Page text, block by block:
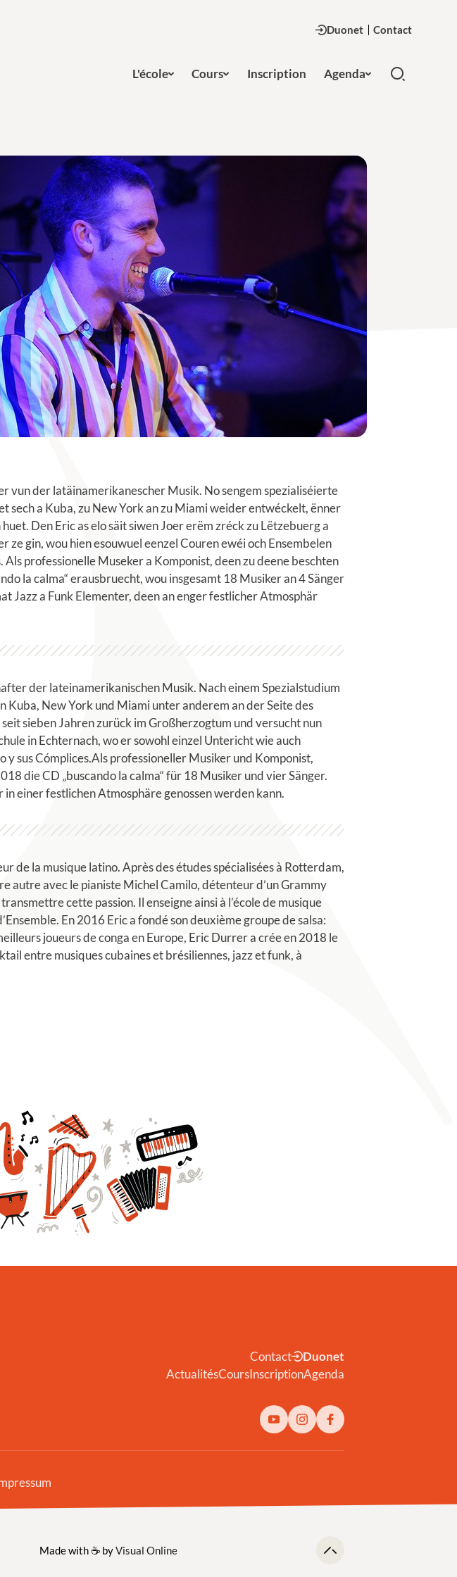
Duonet Contact
L'école Cours Inscription Agenda
vun der latäinamerikanescher Musik. No sengem spezialiséierte
sech a Kuba, zu New York an zu Miami weider entwéckelt, ënner
Den Eric as elo säit siwen Joer erëm zréck zu Lëtzebuerg a
gin, wou hien esouwuel eenzel Couren ewéi och Ensembelen
professionelle Museker a Komponist, deen zu deene beschten
la calma“ erausbruecht, wou insgesamt 18 Musiker an 4 Sänger
Jazz a Funk Elementer, deen an enger festlicher Atmosphär
der lateinamerikanischen Musik. Nach einem Spezialstudium
Kuba, New York und Miami unter anderem an der Seite des
sieben Jahren zurück im Großherzogtum und versucht nun
in Echternach, wo er sowohl einzel Untericht wie auch
sus Cómplices.Als professioneller Musiker und Komponist,
die CD „buscando la calma“ für 18 Musiker und vier Sänger.
einer festlichen Atmosphäre genossen werden kann.
de la musique latino. Après des études spécialisées à Rotterdam,
autre avec le pianiste Michel Camilo, détenteur d’un Grammy
cette passion. Il enseigne ainsi à l’école de musique
En 2016 Eric a fondé son deuxième groupe de salsa:
joueurs de conga en Europe, Eric Durrer a crée en 2018 le
entre musiques cubaines et brésiliennes, jazz et funk, à
Contact
Duonet
ActualitésCoursInscriptionAgenda
Made with ☕️ byVisual Online